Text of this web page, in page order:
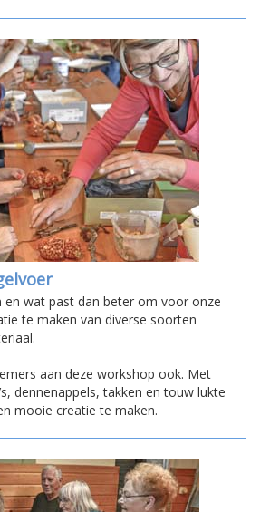
wat past dan beter om voor onze
te maken van diverse soorten
aan deze workshop ook. Met
dennenappels, takken en touw lukte
mooie creatie te maken.